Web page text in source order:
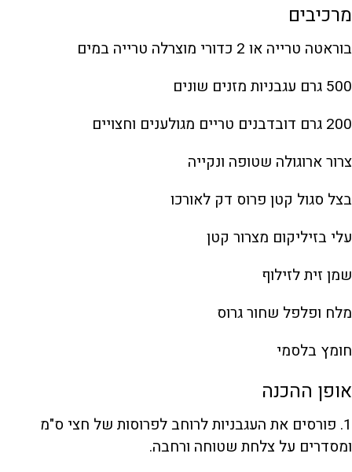
מרכיבים
בוראטה טרייה או 2 כדורי מוצרלה טרייה במים
500 גרם עגבניות מזנים שונים
200 גרם דובדבנים טריים מגולענים וחצויים
צרור ארוגולה שטופה ונקייה
בצל סגול קטן פרוס דק לאורכו
עלי בזיליקום מצרור קטן
שמן זית לזילוף
מלח ופלפל שחור גרוס
חומץ בלסמי
אופן ההכנה
1. פורסים את העגבניות לרוחב לפרוסות של חצי ס"מ
ומסדרים על צלחת שטוחה ורחבה.